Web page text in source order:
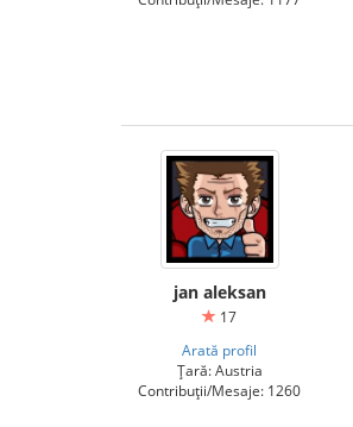
jan aleksan
17
Arată profil
Țară: Austria
Contribuții/Mesaje: 1260